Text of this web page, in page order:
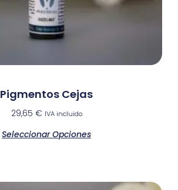
Pigmentos Cejas
29,65 € IVA incluido
Seleccionar Opciones